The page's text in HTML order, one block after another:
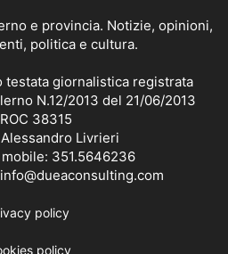
e provincia. Notizie, opinioni,
politica e cultura.
testata giornalistica registrata
N.12/2013 del 21/06/2013
38315
Livrieri
351.5646236
policy
policy